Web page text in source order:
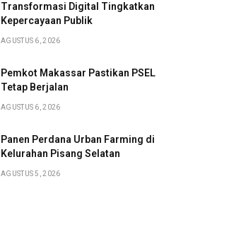
Transformasi Digital Tingkatkan
Kepercayaan Publik
AGUSTUS 6, 2026
Pemkot Makassar Pastikan PSEL
Tetap Berjalan
AGUSTUS 6, 2026
Panen Perdana Urban Farming di
Kelurahan Pisang Selatan
AGUSTUS 5, 2026